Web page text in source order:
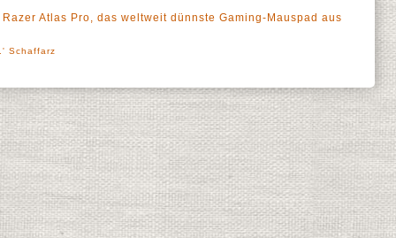
Atlas Pro, das weltweit dünnste Gaming-Mauspad aus
Schaffarz